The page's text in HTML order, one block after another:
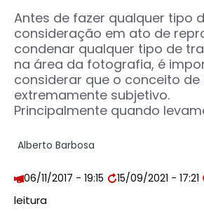
Antes de fazer qualquer tipo
consideração em ato de
condenar qualquer tipo de
na área da fotografia, é
considerar que o conceito de
extremamente subjetivo.
Principalmente quando
Alberto Barbosa
06/11/2017 - 19:15 15/09/2021 - 17:21